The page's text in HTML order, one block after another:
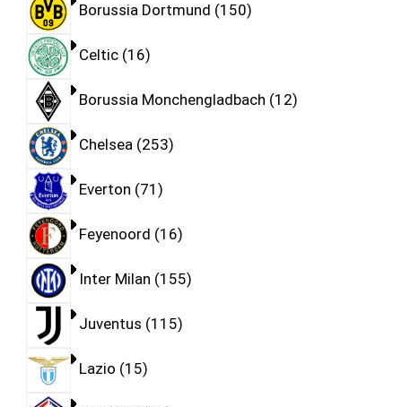
Borussia Dortmund 150
Celtic 16
Borussia Monchengladbach 12
Chelsea 253
Everton 71
Feyenoord 16
Inter Milan 155
Juventus 115
Lazio 15